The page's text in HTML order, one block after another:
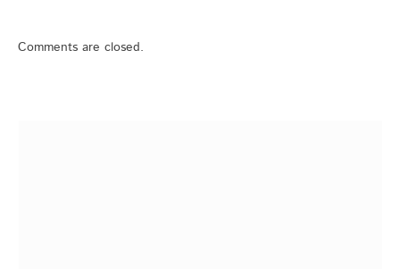
Comments are closed.